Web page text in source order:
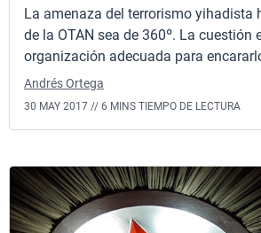
La amenaza del terrorismo yihadista
de la OTAN sea de 360º. La cuestión
organización adecuada para
Andrés Ortega
30 MAY 2017 // 6 MINS TIEMPO DE LECTURA